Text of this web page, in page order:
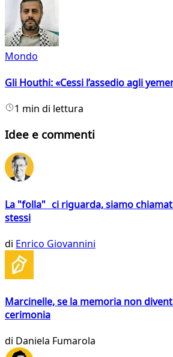
Mondo
Gli Houthi: «Cessi l’assedio agli
1 min di lettura
Idee e commenti
La "folla" ci riguarda, siamo
stessi
di Enrico Giovannini
Marcinelle, se la memoria non
cerimonia
di Daniela Fumarola